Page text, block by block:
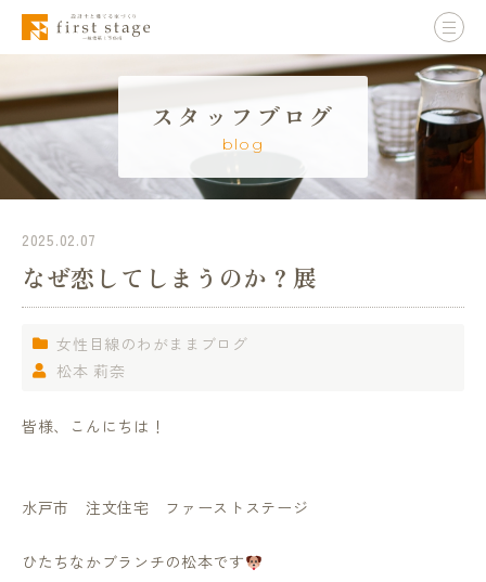
スタッフブログ
blog
2025.02.07
なぜ恋してしまうのか？展
女性目線のわがままブログ
松本 莉奈
皆様、こんにちは！
水戸市 注文住宅 ファーストステージ
ひたちなかブランチの松本です